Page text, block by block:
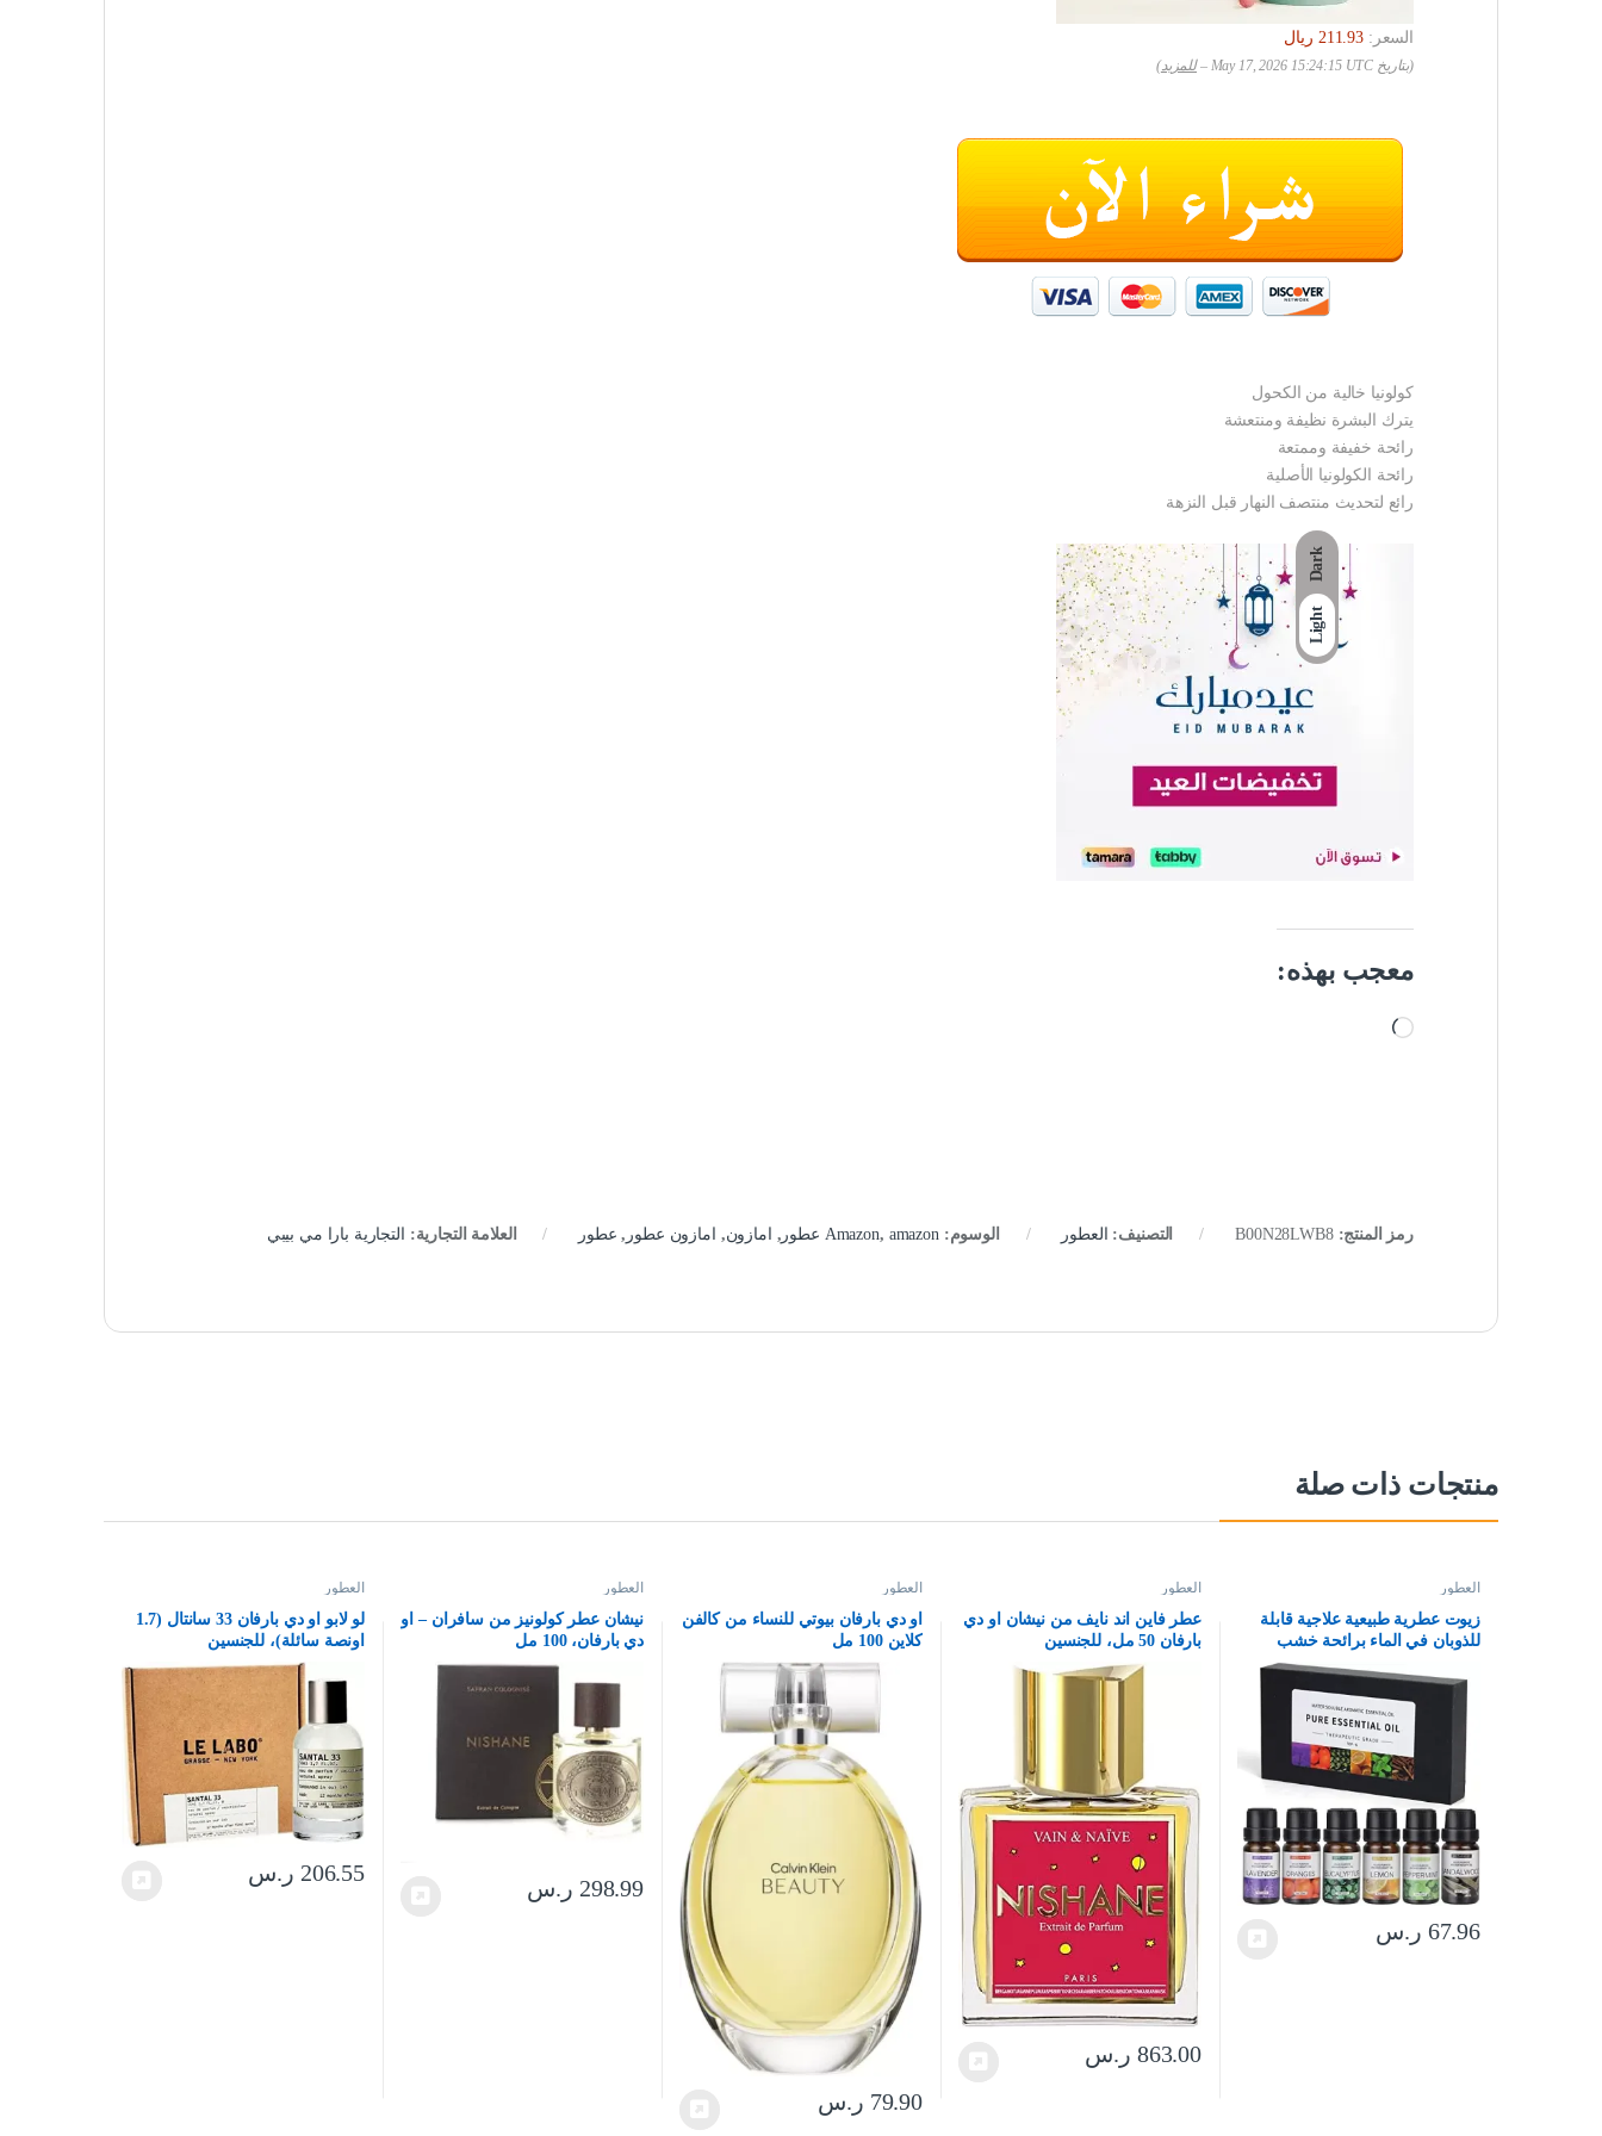
Dark
Light
السعر:
‏211.93 ريال
(بتاريخ May 17, 2026 15:24:15 UTC – للمزيد)
كولونيا خالية من الكحول
يترك البشرة نظيفة ومنتعشة
رائحة خفيفة وممتعة
رائحة الكولونيا الأصلية
رائع لتحديث منتصف النهار قبل النزهة
معجب بهذه:
جاري التحميل…
رمز المنتج:B00N28LWB8 التصنيف: العطور الوسوم: Amazon, amazon عطور , امازون, امازون عطور , عطور العلامة التجارية: التجارية بارا مي بيبي
منتجات ذات صلة
العطور
زيوت عطرية طبيعية علاجية قابلة
للذوبان في الماء برائحة خشب
الصندل والبرتقال الحلو واللافندر
والاوكالبتوس والليمون والنعناع من
سكاي تاتش، 6 قطع × 10 مل
67.96 ر.س
العطور
عطر فاين اند نايف من نيشان او دي
بارفان 50 مل، للجنسين
863.00 ر.س
العطور
او دي بارفان بيوتي للنساء من كالفن
كلاين 100 مل
79.90 ر.س
العطور
نيشان عطر كولونيز من سافران – او
دي بارفان، 100 مل
298.99 ر.س
العطور
لو لابو او دي بارفان 33 سانتال (1.7
اونصة سائلة)، للجنسين
206.55 ر.س